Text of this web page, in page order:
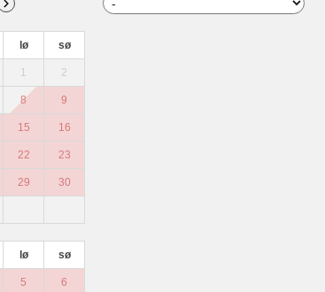
lø sø
1 2
8 9
15 16
22 23
29 30
lø sø
5 6